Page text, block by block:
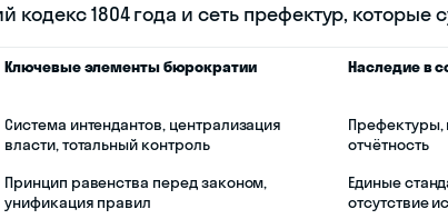
кодекс 1804 года и сеть префектур, которые
Ключевые элементы бюрократии Наследие в
Система интендантов, централизация
власти, тотальный контроль
Префектуры,
отчётность
Принцип равенства перед законом,
унификация правил
Единые
отсутствие